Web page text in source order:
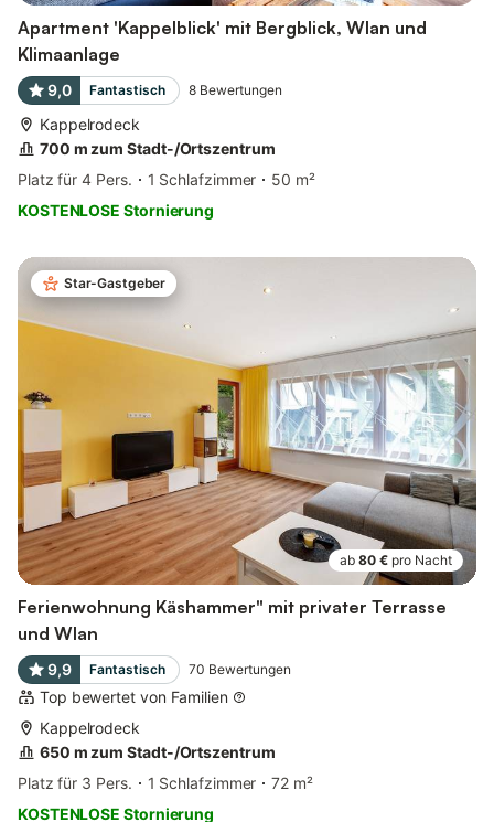
Apartment 'Kappelblick' mit Bergblick, Wlan und
Klimaanlage
9,0 Fantastisch 8 Bewertungen
Kappelrodeck
700 m zum Stadt-/Ortszentrum
Platz für 4 Pers.
1 Schlafzimmer
50 m²
KOSTENLOSE Stornierung
Star-Gastgeber
ab 80 € pro Nacht
Ferienwohnung Käshammer" mit privater Terrasse
und Wlan
9,9 Fantastisch 70 Bewertungen
Top bewertet von Familien
Kappelrodeck
650 m zum Stadt-/Ortszentrum
Platz für 3 Pers.
1 Schlafzimmer
72 m²
KOSTENLOSE Stornierung